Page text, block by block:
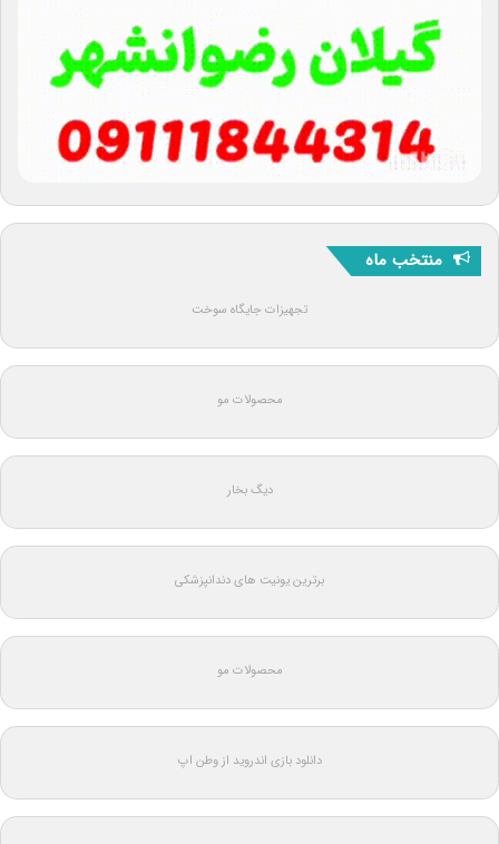
منتخب ماه
تجهیزات جایگاه سوخت
محصولات مو
دیگ بخار
برترین یونیت های دندانپزشکی
محصولات مو
دانلود بازی اندروید از وطن اپ